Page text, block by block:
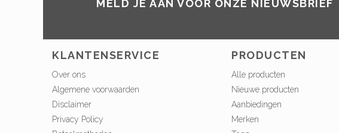
MELD JE AAN VOOR ONZE NIEUWSBRIEF
KLANTENSERVICE
Over ons
Algemene voorwaarden
Disclaimer
Privacy Policy
PRODUCTEN
Alle producten
Nieuwe producten
Aanbiedingen
Merken